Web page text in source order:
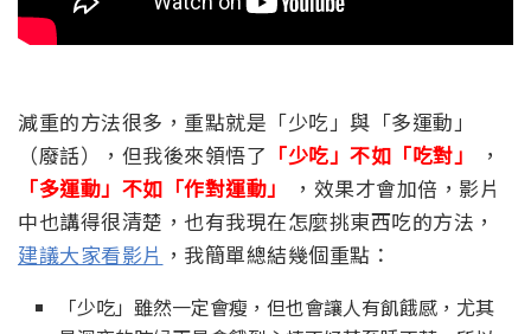
減重的方法很多，重點就是「少吃」與「多運動」
（廢話），但我後來領悟了 「少吃」不如「吃對」
，
「多運動」不如「作對運動」
，效果才會加倍，影片
中也講得很清楚，也有我現在怎麼挑東西吃的方法，
建議大家看影片 ，我簡單總結幾個重點：
「少吃」雖然一定會瘦，但也會讓人有飢餓感，尤其